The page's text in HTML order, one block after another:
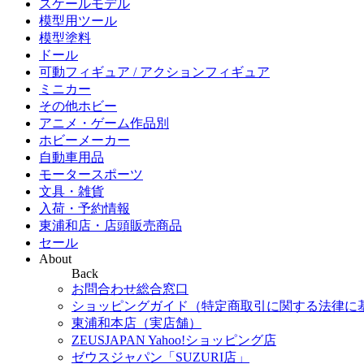
スケールモデル
模型用ツール
模型塗料
ドール
可動フィギュア / アクションフィギュア
ミニカー
その他ホビー
アニメ・ゲーム作品別
ホビーメーカー
自動車用品
モータースポーツ
文具・雑貨
入荷・予約情報
東浦和店・店頭販売商品
セール
About
Back
お問合わせ総合窓口
ショッピングガイド（特定商取引に関する法律に
東浦和本店（実店舗）
ZEUSJAPAN Yahoo!ショッピング店
ゼウスジャパン「SUZURI店」